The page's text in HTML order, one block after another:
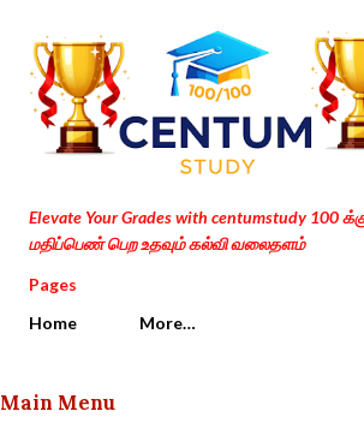
Skip to main content
Elevate Your Grades with centumstudy 100
மதிப்பெண் பெற உதவும் கல்வி வலைதளம்
Pages
Home
More…
Main Menu